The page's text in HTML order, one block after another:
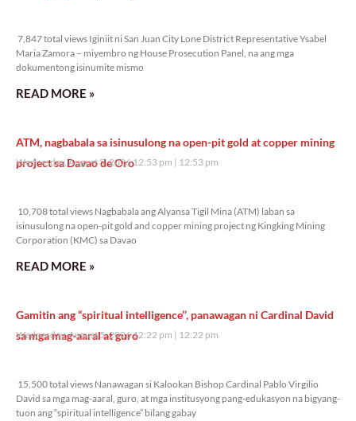
7,847 total views Iginiit ni San Juan City Lone District Representative Ysabel
Maria Zamora – miyembro ng House Prosecution Panel, na ang mga
dokumentong isinumite mismo
READ MORE »
ATM, nagbabala sa isinusulong na open-pit gold at copper mining
project sa Davao de Oro
Wednesday, August 5, 2026 12:53 pm 12:53 pm
10,708 total views Nagbabala ang Alyansa Tigil Mina (ATM) laban sa
isinusulong na open-pit gold and copper mining project ng Kingking Mining
Corporation (KMC) sa Davao
READ MORE »
Gamitin ang “spiritual intelligence’’, panawagan ni Cardinal David
sa mga mag-aaral at guro
Wednesday, August 5, 2026 12:22 pm 12:22 pm
15,500 total views Nanawagan si Kalookan Bishop Cardinal Pablo Virgilio
David sa mga mag-aaral, guro, at mga institusyong pang-edukasyon na bigyang-
tuon ang “spiritual intelligence” bilang gabay